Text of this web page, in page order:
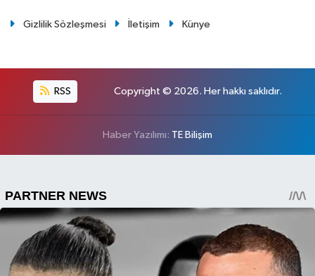
Gizlilik Sözleşmesi İletişim Künye
RSS Copyright © 2026. Her hakkı saklıdır.
Haber Yazılımı: TE Bilişim